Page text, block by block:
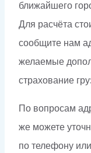
ближайшего
Для расчёта
сообщите нам
желаемые
страхование
По вопросам
же можете
по телефону